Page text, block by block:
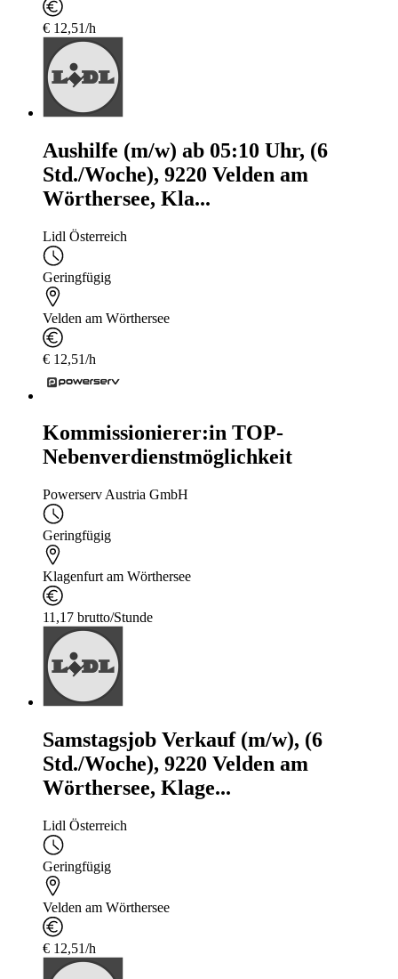
€ 12,51/h
Aushilfe (m/w) ab 05:10 Uhr, (6
Std./Woche), 9220 Velden am
Wörthersee, Kla...
Lidl Österreich
Geringfügig
Velden am Wörthersee
€ 12,51/h
Kommissionierer:in TOP-
Nebenverdienstmöglichkeit
Powerserv Austria GmbH
Geringfügig
Klagenfurt am Wörthersee
11,17 brutto/Stunde
Samstagsjob Verkauf (m/w), (6
Std./Woche), 9220 Velden am
Wörthersee, Klage...
Lidl Österreich
Geringfügig
Velden am Wörthersee
€ 12,51/h